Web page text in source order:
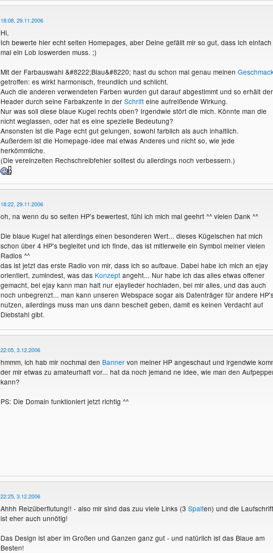
18:08, 29.11.2006
Hi,
Ich bewerte hier echt selten Homepages, aber Deine gefällt mir so gut, dass Ich einfach
mal ein Lob loswerden muss. ;)
Mit der Farbauswahl &#8222;Blau&#8220; hast du schon mal genau meinen
getroffen: es wirkt harmonisch, freundlich und schlicht.
Auch die anderen verwendeten Farben wurden gut darauf abgestimmt und so erhält der
Header durch seine Farbakzente in der Schrifteine aufreißende Wirkung.
Nur was soll diese blaue Kugel rechts oben? Irgendwie stört die mich. Könnte man die
nicht weglassen, oder hat es eine spezielle Bedeutung?
Ansonsten ist die Page echt gut gelungen, sowohl farblich als auch inhaltlich.
Außerdem ist die Homepage-Idee mal etwas Anderes und nicht so, wie jede
herkömmliche.
(Die vereinzelten Rechschreibfehler solltest du allerdings noch verbessern.)
18:22, 29.11.2006
oh, na wenn du so selten HP's bewertest, fühl ich mich mal geehrt ^^ vielen Dank ^^
Die blaue Kugel hat allerdings einen besonderen Wert... dieses Kügelschen hat mich
schon über 4 HP's begleitet und ich finde, das ist mitlerweile ein Symbol meiner vielen
Radios ^^
das ist jetzt das erste Radio von mir, dass ich so aufbaue. Dabei habe ich mich an ejay
orientiert, zumindest, was das Konzeptangeht... Nur habe ich das alles etwas offener
gemacht, bei ejay kann man halt nur ejaylieder hochladen, bei mir alles, und das auch
noch unbegrenzt... man kann unseren Webspace sogar als Datenträger für andere
nutzen, allerdings muss man uns dann bescheit geben, damit es keinen Verdacht auf
Diebstahl gibt.
22:05, 3.12.2006
hmmm, ich hab mir nochmal den Bannervon meiner HP angeschaut und irgendwie
der mir etwas zu amateurhaft vor... hat da noch jemand ne Idee, wie man den
kann?
PS: Die Domain funktioniert jetzt richtig ^^
22:25, 3.12.2006
Ahhh Reizüberflutung!! - also mir sind das zuu viele Links (3 Spalten) und die Laufschrift
ist eher auch unnötig!
Das Design ist aber im Großen und Ganzen ganz gut - und natürlich ist das Blaue am
Besten!